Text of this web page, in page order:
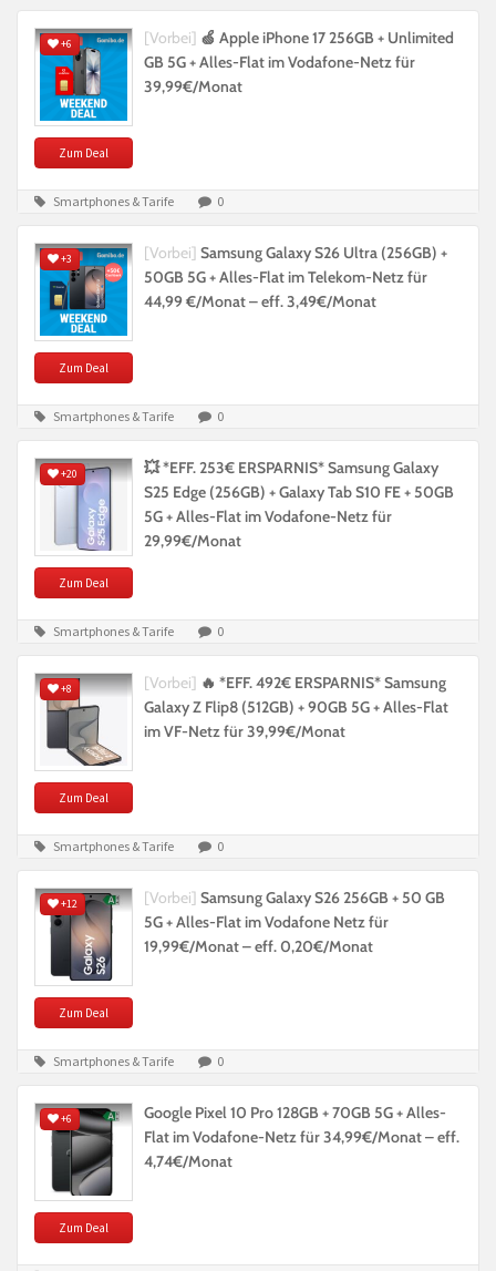
+6
Zum Deal
[Vorbei] 🍏 Apple iPhone 17 256GB + Unlimited
GB 5G + Alles-Flat im Vodafone-Netz für
39,99€/Monat
Smartphones & Tarife 0
+3
Zum Deal
[Vorbei] Samsung Galaxy S26 Ultra (256GB) +
50GB 5G + Alles-Flat im Telekom-Netz für
44,99 €/Monat – eff. 3,49€/Monat
Smartphones & Tarife 0
+20
Zum Deal
💥 *EFF. 253€ ERSPARNIS* Samsung Galaxy
S25 Edge (256GB) + Galaxy Tab S10 FE + 50GB
5G + Alles-Flat im Vodafone-Netz für
29,99€/Monat
Smartphones & Tarife 0
+8
Zum Deal
[Vorbei] 🔥 *EFF. 492€ ERSPARNIS* Samsung
Galaxy Z Flip8 (512GB) + 90GB 5G + Alles-Flat
im VF-Netz für 39,99€/Monat
Smartphones & Tarife 0
+12
Zum Deal
[Vorbei] Samsung Galaxy S26 256GB + 50 GB
5G + Alles-Flat im Vodafone Netz für
19,99€/Monat – eff. 0,20€/Monat
Smartphones & Tarife 0
+6
Zum Deal
Google Pixel 10 Pro 128GB + 70GB 5G + Alles-
Flat im Vodafone-Netz für 34,99€/Monat – eff.
4,74€/Monat